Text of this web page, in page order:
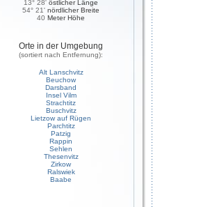
13° 28' östlicher Länge
54° 21' nördlicher Breite
40 Meter Höhe
Orte in der Umgebung
(sortiert nach Entfernung):
Alt Lanschvitz
Beuchow
Darsband
Insel Vilm
Strachtitz
Buschvitz
Lietzow auf Rügen
Parchtitz
Patzig
Rappin
Sehlen
Thesenvitz
Zirkow
Ralswiek
Baabe